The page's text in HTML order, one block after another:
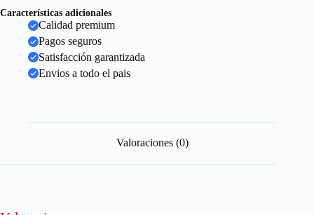
Características adicionales
Calidad premium
Pagos seguros
Satisfacción garantizada
Envios a todo el pais
Valoraciones (0)